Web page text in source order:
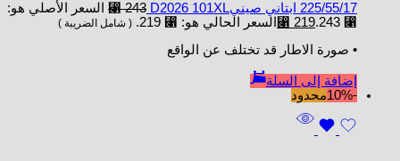
225/55/17 ابتاني صينيD2026 101XL ⃁243
السعر الأصلي هو:
⃁ 243.
⃁ 219 السعر الحالي هو: ⃁ 219. ( شامل الضريبة )
• صورة الاطار قد تختلف عن الواقع
إضافة إلى السلة
-10%
محدود